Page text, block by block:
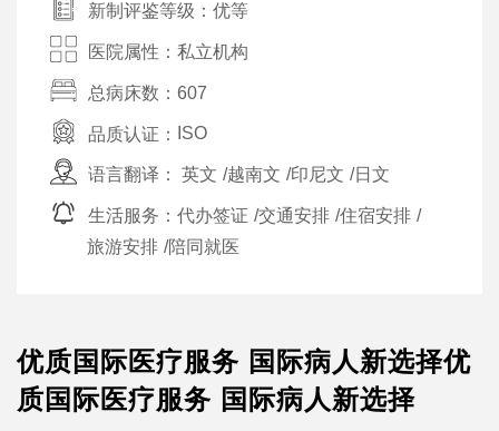
新制评鉴等级：优等
医院属性：私立机构
总病床数：607
品质认证： ISO
语言翻译： 英文 /越南文 /印尼文 /日文
生活服务： 代办签证 /交通安排 /住宿安排 /
旅游安排 /陪同就医
优质国际医疗服务 国际病人新选择优
质国际医疗服务 国际病人新选择